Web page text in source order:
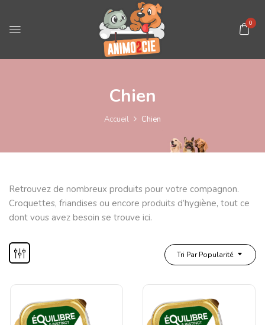
0
Chien
Accueil Chien
Retrouvez de nombreux produits pour votre compagnon.
Croquettes, friandises ou encore produits d’hygiène, tout ce
dont vous avez besoin se trouve ici.
Tri Par Popularité